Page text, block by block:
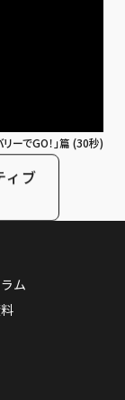
ーでGO！」篇 (30秒)
ィブ
ム